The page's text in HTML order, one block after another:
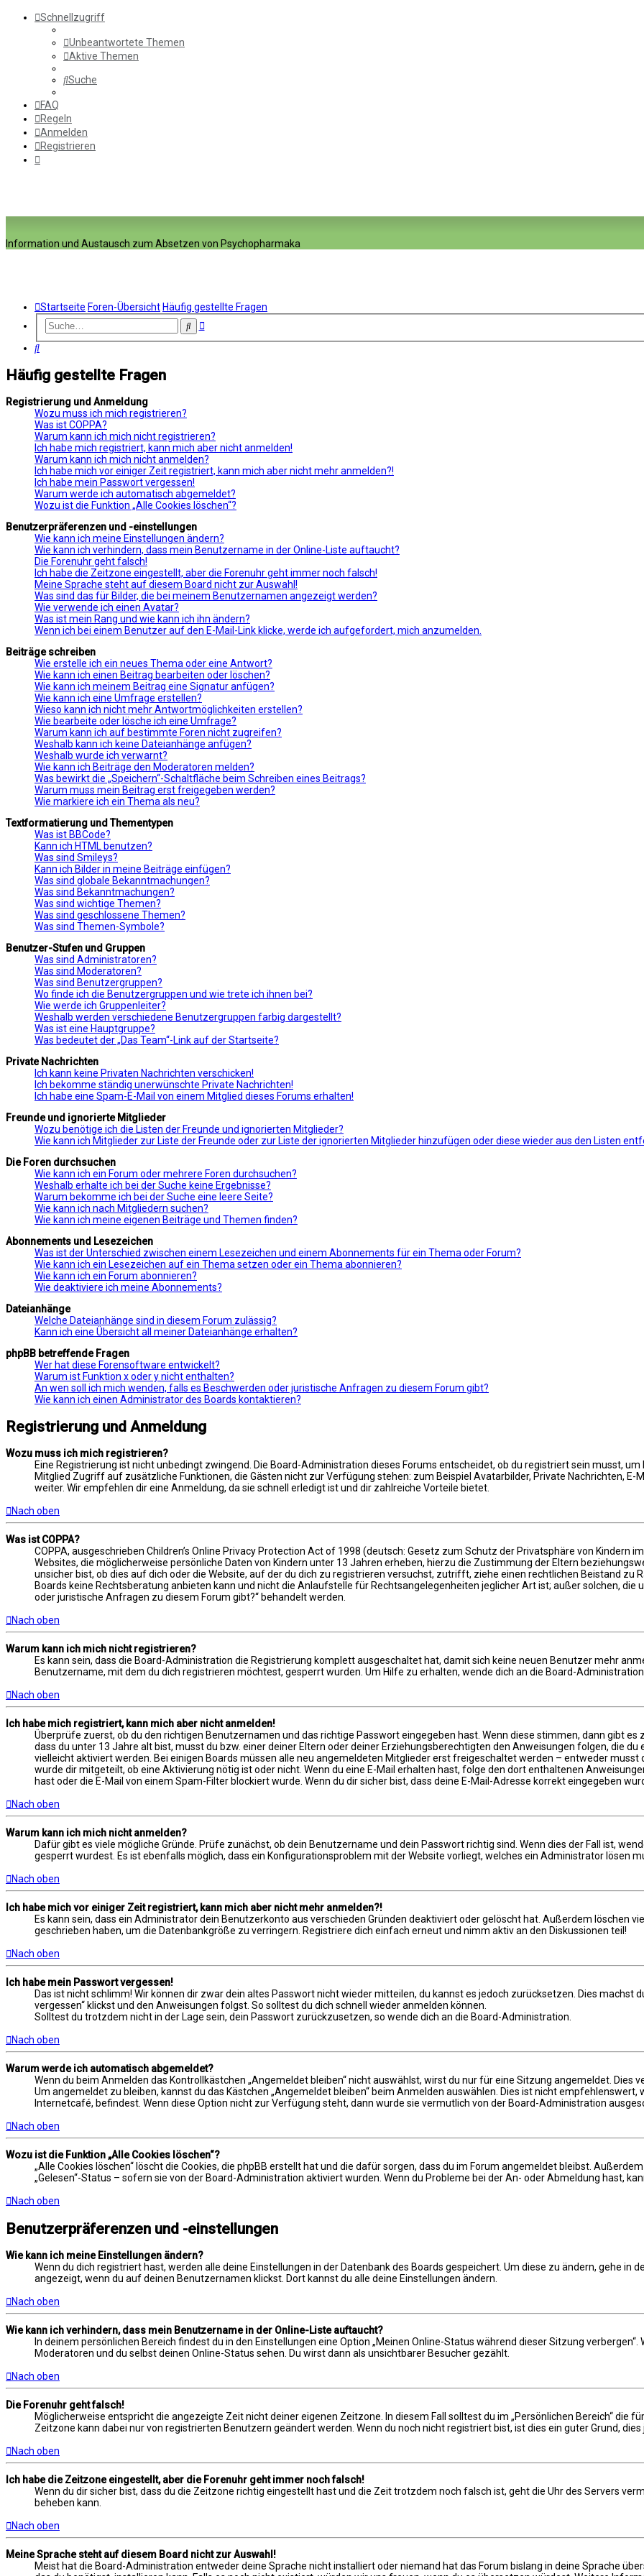
Schnellzugriff
Unbeantwortete Themen
Aktive Themen
Suche
FAQ
Regeln
Anmelden
Registrieren
Information und Austausch zum Absetzen von Psychopharmaka
Startseite Foren-Übersicht Häufig gestellte Fragen
SucheErweiterte
Suche
Häufig gestellte Fragen
Registrierung und Anmeldung
Wozu muss ich mich registrieren?
Was ist COPPA?
Warum kann ich mich nicht registrieren?
Ich habe mich registriert, kann mich aber nicht anmelden!
Warum kann ich mich nicht anmelden?
Ich habe mich vor einiger Zeit registriert, kann mich aber nicht mehr anmelden?!
Ich habe mein Passwort vergessen!
Warum werde ich automatisch abgemeldet?
Wozu ist die Funktion „Alle Cookies löschen“?
Benutzerpräferenzen und -einstellungen
Wie kann ich meine Einstellungen ändern?
Wie kann ich verhindern, dass mein Benutzername in der Online-Liste auftaucht?
Die Forenuhr geht falsch!
Ich habe die Zeitzone eingestellt, aber die Forenuhr geht immer noch falsch!
Meine Sprache steht auf diesem Board nicht zur Auswahl!
Was sind das für Bilder, die bei meinem Benutzernamen angezeigt werden?
Wie verwende ich einen Avatar?
Was ist mein Rang und wie kann ich ihn ändern?
Wenn ich bei einem Benutzer auf den E-Mail-Link klicke, werde ich aufgefordert, mich anzumelden.
Beiträge schreiben
Wie erstelle ich ein neues Thema oder eine Antwort?
Wie kann ich einen Beitrag bearbeiten oder löschen?
Wie kann ich meinem Beitrag eine Signatur anfügen?
Wie kann ich eine Umfrage erstellen?
Wieso kann ich nicht mehr Antwortmöglichkeiten erstellen?
Wie bearbeite oder lösche ich eine Umfrage?
Warum kann ich auf bestimmte Foren nicht zugreifen?
Weshalb kann ich keine Dateianhänge anfügen?
Weshalb wurde ich verwarnt?
Wie kann ich Beiträge den Moderatoren melden?
Was bewirkt die „Speichern“-Schaltfläche beim Schreiben eines Beitrags?
Warum muss mein Beitrag erst freigegeben werden?
Wie markiere ich ein Thema als neu?
Textformatierung und Thementypen
Was ist BBCode?
Kann ich HTML benutzen?
Was sind Smileys?
Kann ich Bilder in meine Beiträge einfügen?
Was sind globale Bekanntmachungen?
Was sind Bekanntmachungen?
Was sind wichtige Themen?
Was sind geschlossene Themen?
Was sind Themen-Symbole?
Benutzer-Stufen und Gruppen
Was sind Administratoren?
Was sind Moderatoren?
Was sind Benutzergruppen?
Wo finde ich die Benutzergruppen und wie trete ich ihnen bei?
Wie werde ich Gruppenleiter?
Weshalb werden verschiedene Benutzergruppen farbig dargestellt?
Was ist eine Hauptgruppe?
Was bedeutet der „Das Team“-Link auf der Startseite?
Private Nachrichten
Ich kann keine Privaten Nachrichten verschicken!
Ich bekomme ständig unerwünschte Private Nachrichten!
Ich habe eine Spam-E-Mail von einem Mitglied dieses Forums erhalten!
Freunde und ignorierte Mitglieder
Wozu benötige ich die Listen der Freunde und ignorierten Mitglieder?
Wie kann ich Mitglieder zur Liste der Freunde oder zur Liste der ignorierten Mitglieder hinzufügen oder diese wieder aus den Listen
Die Foren durchsuchen
Wie kann ich ein Forum oder mehrere Foren durchsuchen?
Weshalb erhalte ich bei der Suche keine Ergebnisse?
Warum bekomme ich bei der Suche eine leere Seite?
Wie kann ich nach Mitgliedern suchen?
Wie kann ich meine eigenen Beiträge und Themen finden?
Abonnements und Lesezeichen
Was ist der Unterschied zwischen einem Lesezeichen und einem Abonnements für ein Thema oder Forum?
Wie kann ich ein Lesezeichen auf ein Thema setzen oder ein Thema abonnieren?
Wie kann ich ein Forum abonnieren?
Wie deaktiviere ich meine Abonnements?
Dateianhänge
Welche Dateianhänge sind in diesem Forum zulässig?
Kann ich eine Übersicht all meiner Dateianhänge erhalten?
phpBB betreffende Fragen
Wer hat diese Forensoftware entwickelt?
Warum ist Funktion x oder y nicht enthalten?
An wen soll ich mich wenden, falls es Beschwerden oder juristische Anfragen zu diesem Forum gibt?
Wie kann ich einen Administrator des Boards kontaktieren?
Registrierung und Anmeldung
Wozu muss ich mich registrieren?
Eine Registrierung ist nicht unbedingt zwingend. Die Board-Administration dieses Forums entscheidet, ob du registriert sein musst,
Mitglied Zugriff auf zusätzliche Funktionen, die Gästen nicht zur Verfügung stehen: zum Beispiel Avatarbilder, Private Nachrichten,
weiter. Wir empfehlen dir eine Anmeldung, da sie schnell erledigt ist und dir zahlreiche Vorteile bietet.
Nach oben
Was ist COPPA?
COPPA, ausgeschrieben Children’s Online Privacy Protection Act of 1998 (deutsch: Gesetz zum Schutz der Privatsphäre von Kindern
Websites, die möglicherweise persönliche Daten von Kindern unter 13 Jahren erheben, hierzu die Zustimmung der Eltern
unsicher bist, ob dies auf dich oder die Website, auf der du dich zu registrieren versuchst, zutrifft, ziehe einen rechtlichen Beistand zu
Boards keine Rechtsberatung anbieten kann und nicht die Anlaufstelle für Rechtsangelegenheiten jeglicher Art ist; außer solchen, die
oder juristische Anfragen zu diesem Forum gibt?“ behandelt werden.
Nach oben
Warum kann ich mich nicht registrieren?
Es kann sein, dass die Board-Administration die Registrierung komplett ausgeschaltet hat, damit sich keine neuen Benutzer mehr
Benutzername, mit dem du dich registrieren möchtest, gesperrt wurden. Um Hilfe zu erhalten, wende dich an die Board-
Nach oben
Ich habe mich registriert, kann mich aber nicht anmelden!
Überprüfe zuerst, ob du den richtigen Benutzernamen und das richtige Passwort eingegeben hast. Wenn diese stimmen, dann gibt es
dass du unter 13 Jahre alt bist, musst du bzw. einer deiner Eltern oder deiner Erziehungsberechtigten den Anweisungen folgen, die
vielleicht aktiviert werden. Bei einigen Boards müssen alle neu angemeldeten Mitglieder erst freigeschaltet werden – entweder
wurde dir mitgeteilt, ob eine Aktivierung nötig ist oder nicht. Wenn du eine E-Mail erhalten hast, folge den dort enthaltenen
hast oder die E-Mail von einem Spam-Filter blockiert wurde. Wenn du dir sicher bist, dass deine E-Mail-Adresse korrekt eingegeben
Nach oben
Warum kann ich mich nicht anmelden?
Dafür gibt es viele mögliche Gründe. Prüfe zunächst, ob dein Benutzername und dein Passwort richtig sind. Wenn dies der Fall ist,
gesperrt wurdest. Es ist ebenfalls möglich, dass ein Konfigurationsproblem mit der Website vorliegt, welches ein Administrator lösen
Nach oben
Ich habe mich vor einiger Zeit registriert, kann mich aber nicht mehr anmelden?!
Es kann sein, dass ein Administrator dein Benutzerkonto aus verschieden Gründen deaktiviert oder gelöscht hat. Außerdem löschen
geschrieben haben, um die Datenbankgröße zu verringern. Registriere dich einfach erneut und nimm aktiv an den Diskussionen teil!
Nach oben
Ich habe mein Passwort vergessen!
Das ist nicht schlimm! Wir können dir zwar dein altes Passwort nicht wieder mitteilen, du kannst es jedoch zurücksetzen. Dies machst
vergessen“ klickst und den Anweisungen folgst. So solltest du dich schnell wieder anmelden können.
Solltest du trotzdem nicht in der Lage sein, dein Passwort zurückzusetzen, so wende dich an die Board-Administration.
Nach oben
Warum werde ich automatisch abgemeldet?
Wenn du beim Anmelden das Kontrollkästchen „Angemeldet bleiben“ nicht auswählst, wirst du nur für eine Sitzung angemeldet. Dies
Um angemeldet zu bleiben, kannst du das Kästchen „Angemeldet bleiben“ beim Anmelden auswählen. Dies ist nicht
Internetcafé, befindest. Wenn diese Option nicht zur Verfügung steht, dann wurde sie vermutlich von der Board-Administration
Nach oben
Wozu ist die Funktion „Alle Cookies löschen“?
„Alle Cookies löschen“ löscht die Cookies, die phpBB erstellt hat und die dafür sorgen, dass du im Forum angemeldet bleibst.
„Gelesen“-Status – sofern sie von der Board-Administration aktiviert wurden. Wenn du Probleme bei der An- oder Abmeldung hast,
Nach oben
Benutzerpräferenzen und -einstellungen
Wie kann ich meine Einstellungen ändern?
Wenn du dich registriert hast, werden alle deine Einstellungen in der Datenbank des Boards gespeichert. Um diese zu ändern, gehe in
angezeigt, wenn du auf deinen Benutzernamen klickst. Dort kannst du alle deine Einstellungen ändern.
Nach oben
Wie kann ich verhindern, dass mein Benutzername in der Online-Liste auftaucht?
In deinem persönlichen Bereich findest du in den Einstellungen eine Option „Meinen Online-Status während dieser Sitzung
Moderatoren und du selbst deinen Online-Status sehen. Du wirst dann als unsichtbarer Besucher gezählt.
Nach oben
Die Forenuhr geht falsch!
Möglicherweise entspricht die angezeigte Zeit nicht deiner eigenen Zeitzone. In diesem Fall solltest du im „Persönlichen Bereich“ die
Zeitzone kann dabei nur von registrierten Benutzern geändert werden. Wenn du noch nicht registriert bist, ist dies ein guter Grund, dies
Nach oben
Ich habe die Zeitzone eingestellt, aber die Forenuhr geht immer noch falsch!
Wenn du dir sicher bist, dass du die Zeitzone richtig eingestellt hast und die Zeit trotzdem noch falsch ist, geht die Uhr des Servers
beheben kann.
Nach oben
Meine Sprache steht auf diesem Board nicht zur Auswahl!
Meist hat die Board-Administration entweder deine Sprache nicht installiert oder niemand hat das Forum bislang in deine Sprache